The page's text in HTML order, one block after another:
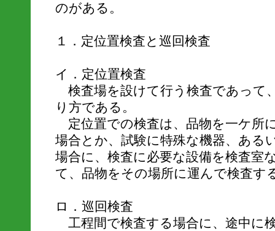
のがある。
１．定位置検査と巡回検査
イ．定位置検査
検査場を設けて行う検査であって
り方である。
定位置での検査は、品物を一ケ所
場合とか、試験に特殊な機器、ある
場合に、検査に必要な設備を検査室
て、品物をその場所に運んで検査す
ロ．巡回検査
工程間で検査する場合に、途中に